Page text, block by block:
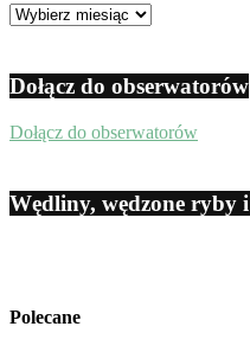
Archiwum
Dołącz do obserwatorów
Dołącz do obserwatorów
Wędliny, wędzone ryby
Polecane